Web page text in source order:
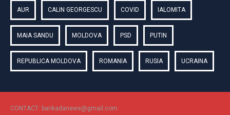
AUR CALIN GEORGESCU COVID IALOMITA
MAIA SANDU MOLDOVA PSD PUTIN
REPUBLICA MOLDOVA ROMANIA RUSIA UCRAINA
CONTACT: barikadanews@gmail.com